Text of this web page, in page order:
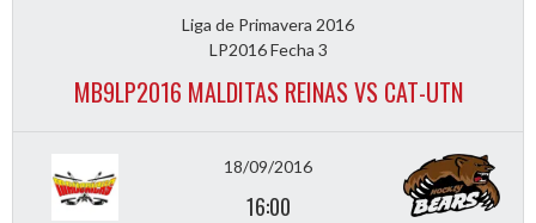
Liga de Primavera 2016
LP2016 Fecha 3
MB9LP2016 MALDITAS REINAS VS CAT-UTN
18/09/2016
16:00